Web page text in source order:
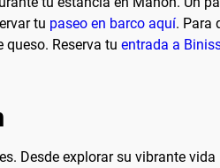
tu paseo en barco aquí. Para
Reserva tu entrada a
Desde explorar su vibrante